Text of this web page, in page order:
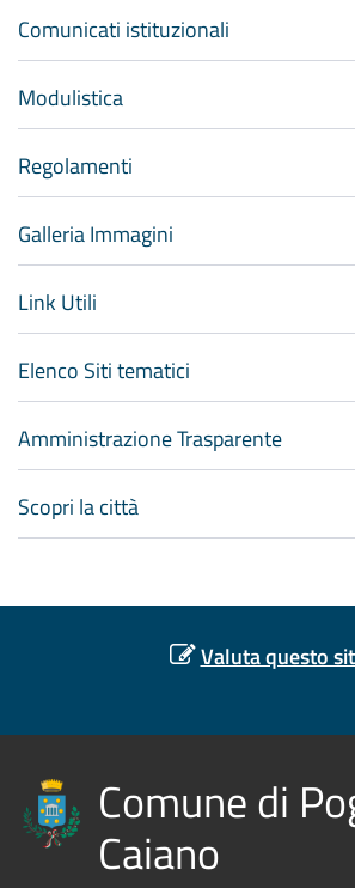
Comunicati istituzionali
Modulistica
Regolamenti
Galleria Immagini
Link Utili
Elenco Siti tematici
Amministrazione Trasparente
Scopri la città
Valuta questo
Comune di
Caiano